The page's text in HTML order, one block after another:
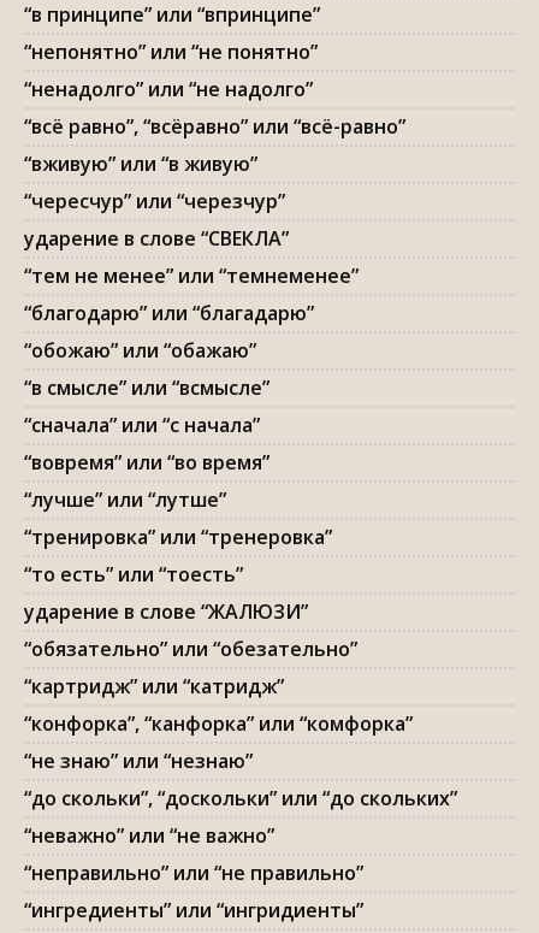
“в принципе” или “впринципе”
“непонятно” или “не понятно”
“ненадолго” или “не надолго”
“всё равно”, “всёравно” или “всё-равно”
“вживую” или “в живую”
“чересчур” или “черезчур”
ударение в слове “СВЕКЛА”
“тем не менее” или “темнеменее”
“благодарю” или “благадарю”
“обожаю” или “обажаю”
“в смысле” или “всмысле”
“сначала” или “с начала”
“вовремя” или “во время”
“лучше” или “лутше”
“тренировка” или “тренеровка”
“то есть” или “тоесть”
ударение в слове “ЖАЛЮЗИ”
“обязательно” или “обезательно”
“картридж” или “катридж”
“конфорка”, “канфорка” или “комфорка”
“не знаю” или “незнаю”
“до скольки”, “доскольки” или “до скольких”
“неважно” или “не важно”
“неправильно” или “не правильно”
“ингредиенты” или “ингридиенты”